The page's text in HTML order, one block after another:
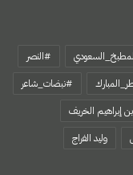
#النصر
#نبضات_شاعر
بن إبراهيم الخريف
وليد الفراج